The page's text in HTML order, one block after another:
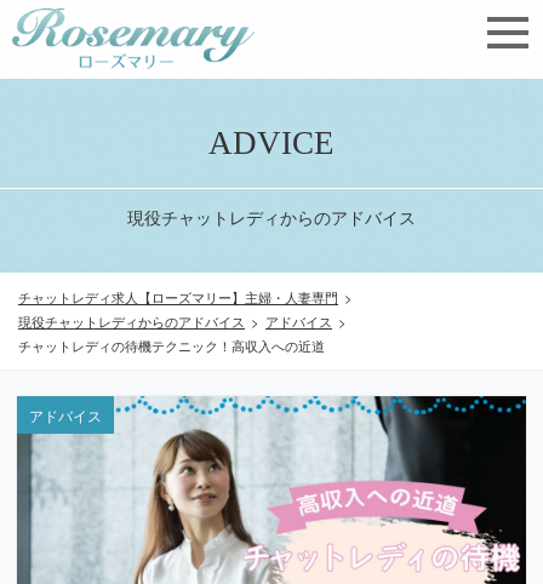
ADVICE
現役チャットレディからのアドバイス
チャットレディ求人【ローズマリー】主婦・人妻専門 >
現役チャットレディからのアドバイス > アドバイス >
チャットレディの待機テクニック！高収入への近道
アドバイス